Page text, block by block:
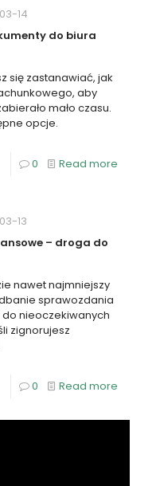
14
do biura
się zastanawiać, jak
aby
mało czasu.
opcje.
0 Read more
13
– droga do
nawet najmniejszy
sprawozdania
nieoczekiwanych
zignorujesz
0 Read more